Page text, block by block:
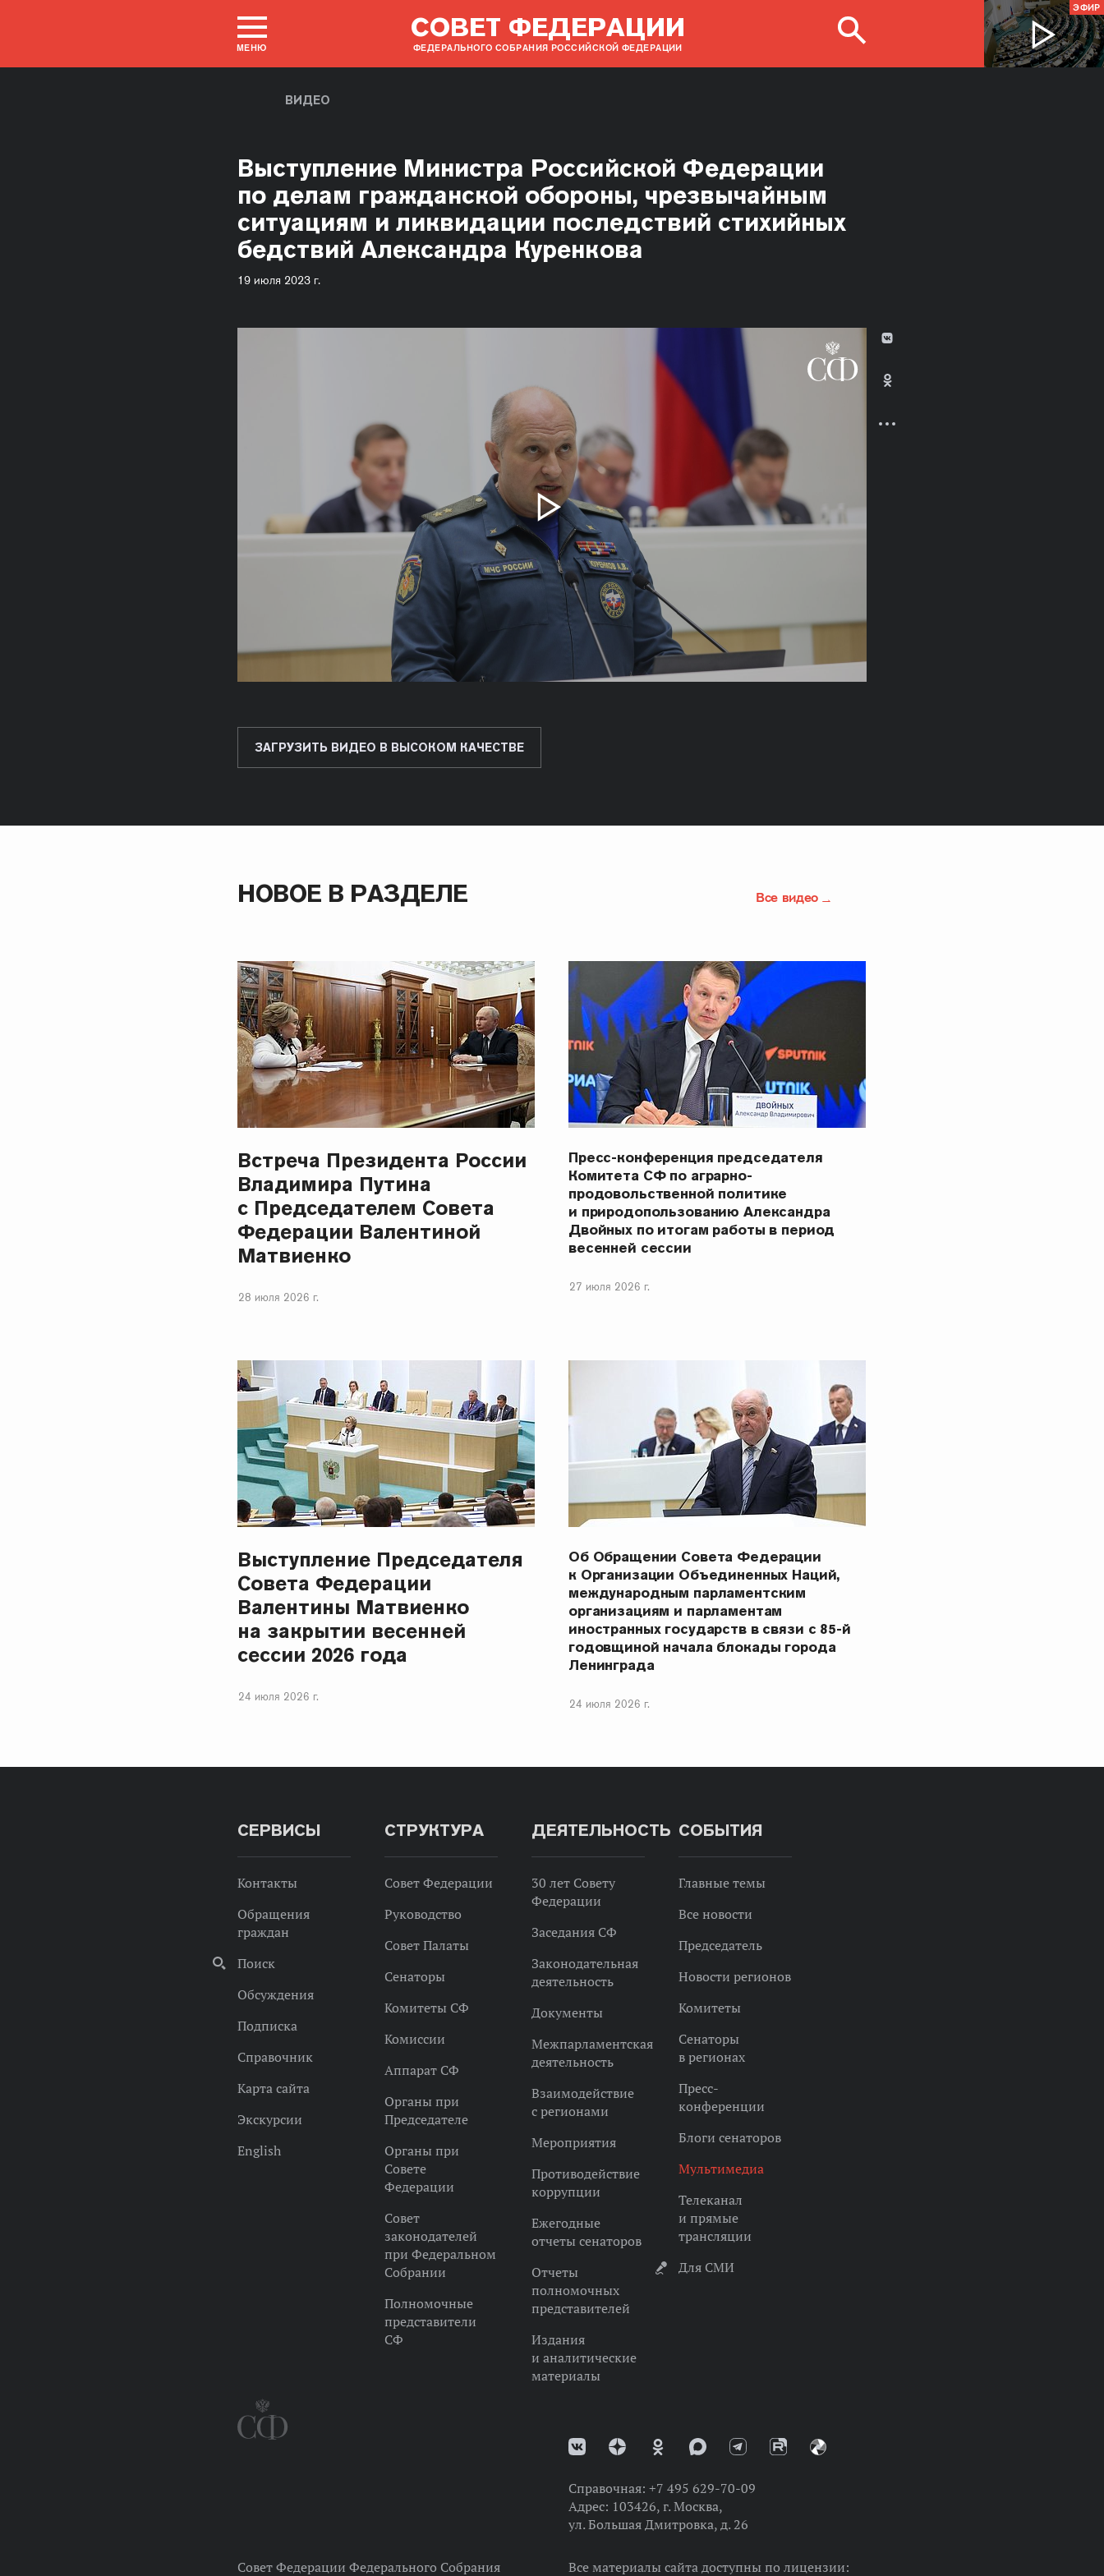
МЕНЮ
СОВЕТ ФЕДЕРАЦИИ
ФЕДЕРАЛЬНОГО СОБРАНИЯ РОССИЙСКОЙ ФЕДЕРАЦИИ
ЭФИР
ВИДЕО
Выступление Министра Российской Федерации
по делам гражданской обороны, чрезвычайным
ситуациям и ликвидации последствий стихийных
бедствий Александра Куренкова
19 июля 2023 г.
ЗАГРУЗИТЬ ВИДЕО В ВЫСОКОМ КАЧЕСТВЕ
НОВОЕ В РАЗДЕЛЕ Все видео
Встреча Президента России
Владимира Путина
с Председателем Совета
Федерации Валентиной
Матвиенко
28 июля 2026 г.
Пресс-конференция председателя
Комитета СФ по аграрно-
продовольственной политике
и природопользованию Александра
Двойных по итогам работы в период
весенней сессии
27 июля 2026 г.
Выступление Председателя
Совета Федерации
Валентины Матвиенко
на закрытии весенней
сессии 2026 года
24 июля 2026 г.
Об Обращении Совета Федерации
к Организации Объединенных Наций,
международным парламентским
организациям и парламентам
иностранных государств в связи с 85-й
годовщиной начала блокады города
Ленинграда
24 июля 2026 г.
СЕРВИСЫ
Контакты
Обращения
граждан
Поиск
Обсуждения
Подписка
Справочник
Карта сайта
Экскурсии
English
СТРУКТУРА
Совет Федерации
Руководство
Совет Палаты
Сенаторы
Комитеты СФ
Комиссии
Аппарат СФ
Органы при
Председателе
Органы при
Совете
Федерации
Совет
законодателей
при Федеральном
Собрании
Полномочные
представители
СФ
ДЕЯТЕЛЬНОСТЬ
30 лет Совету
Федерации
Заседания СФ
Законодательная
деятельность
Документы
Межпарламентская
деятельность
Взаимодействие
с регионами
Мероприятия
Противодействие
коррупции
Ежегодные
отчеты сенаторов
Отчеты
полномочных
представителей
Издания
и аналитические
материалы
СОБЫТИЯ
Главные темы
Все новости
Председатель
Новости регионов
Комитеты
Сенаторы
в регионах
Пресс-
конференции
Блоги сенаторов
Мультимедиа
Телеканал
и прямые
трансляции
Для СМИ
Справочная: +7 495 629-70-09
Адрес: 103426, г. Москва,
ул. Большая Дмитровка, д. 26
Совет Федерации Федерального Собрания Все материалы сайта доступны по лицензии: